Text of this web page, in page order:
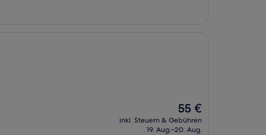
Der
Preis
beträgt
55 €
inkl. Steuern & Gebühren
19. Aug.–20. Aug.